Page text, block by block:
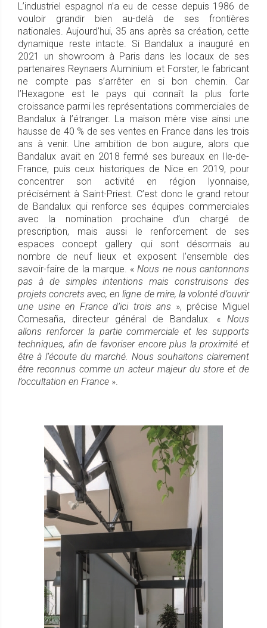
L’industriel espagnol n’a eu de cesse depuis 1986 de
vouloir grandir bien au-delà de ses frontières
nationales. Aujourd’hui, 35 ans après sa création, cette
dynamique reste intacte. Si Bandalux a inauguré en
2021 un showroom à Paris dans les locaux de ses
partenaires Reynaers Aluminium et Forster, le fabricant
ne compte pas s’arrêter en si bon chemin. Car
l’Hexagone est le pays qui connaît la plus forte
croissance parmi les représentations commerciales de
Bandalux à l’étranger. La maison mère vise ainsi une
hausse de 40 % de ses ventes en France dans les trois
ans à venir. Une ambition de bon augure, alors que
Bandalux avait en 2018 fermé ses bureaux en Ile-de-
France, puis ceux historiques de Nice en 2019, pour
concentrer son activité en région lyonnaise,
précisément à Saint-Priest. C’est donc le grand retour
de Bandalux qui renforce ses équipes commerciales
avec la nomination prochaine d’un chargé de
prescription, mais aussi le renforcement de ses
espaces concept gallery qui sont désormais au
nombre de neuf lieux et exposent l’ensemble des
savoir-faire de la marque. «Nous ne nous cantonnons
pas à de simples intentions mais construisons des
projets concrets avec, en ligne de mire, la volonté d’ouvrir
une usine en France d’ici trois ans », précise Miguel
Comesaña, directeur général de Bandalux. « Nous
allons renforcer la partie commerciale et les supports
techniques, afin de favoriser encore plus la proximité et
être à l’écoute du marché. Nous souhaitons clairement
être reconnus comme un acteur majeur du store et de
l’occultation en France ».